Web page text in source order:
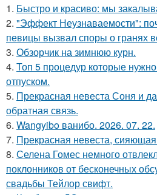
1. Быстро и красиво: мы
2. "Эффект Неузнаваемости":
певицы вызвал споры о гранях
3. Обзорчик на зимнюю курн.
4. Топ 5 процедур которые
отпуском.
5. Прекрасная невеста Соня и
обратная связь.
6. Wangyibo ванибо. 2026. 07. 22.
7. Прекрасная невеста,
8. Селена Гомес немного
поклонников от бесконечных
свадьбы Тейлор свифт.